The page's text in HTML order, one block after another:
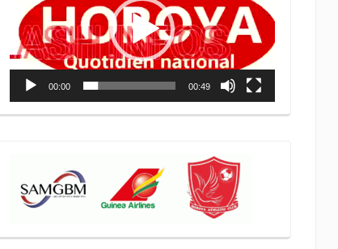
00:00 00:49